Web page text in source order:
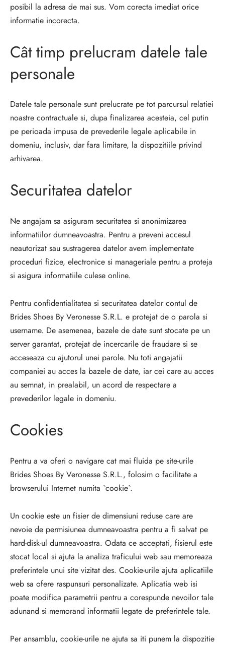
posibil la adresa de mai sus. Vom corecta imediat orice
informatie incorecta.
Cât timp prelucram datele tale
personale
Datele tale personale sunt prelucrate pe tot parcursul relatiei
noastre contractuale si, dupa finalizarea acesteia, cel putin
pe perioada impusa de prevederile legale aplicabile in
domeniu, inclusiv, dar fara limitare, la dispozitiile privind
arhivarea.
Securitatea datelor
Ne angajam sa asiguram securitatea si anonimizarea
informatiilor dumneavoastra. Pentru a preveni accesul
neautorizat sau sustragerea datelor avem implementate
proceduri fizice, electronice si manageriale pentru a proteja
si asigura informatiile culese online.
Pentru confidentialitatea si securitatea datelor contul de
Brides Shoes By Veronesse S.R.L. e protejat de o parola si
username. De asemenea, bazele de date sunt stocate pe un
server garantat, protejat de incercarile de fraudare si se
acceseaza cu ajutorul unei parole. Nu toti angajatii
companiei au acces la bazele de date, iar cei care au acces
au semnat, in prealabil, un acord de respectare a
prevederilor legale in domeniu.
Cookies
Pentru a va oferi o navigare cat mai fluida pe site-urile
Brides Shoes By Veronesse S.R.L., folosim o facilitate a
browserului Internet numita `cookie`.
Un cookie este un fisier de dimensiuni reduse care are
nevoie de permisiunea dumneavoastra pentru a fi salvat pe
hard-disk-ul dumneavoastra. Odata ce acceptati, fisierul este
stocat local si ajuta la analiza traficului web sau memoreaza
preferintele unui site vizitat des. Cookie-urile ajuta aplicatiile
web sa ofere raspunsuri personalizate. Aplicatia web isi
poate modifica parametrii pentru a corespunde nevoilor tale
adunand si memorand informatii legate de preferintele tale.
Per ansamblu, cookie-urile ne ajuta sa iti punem la dispozitie